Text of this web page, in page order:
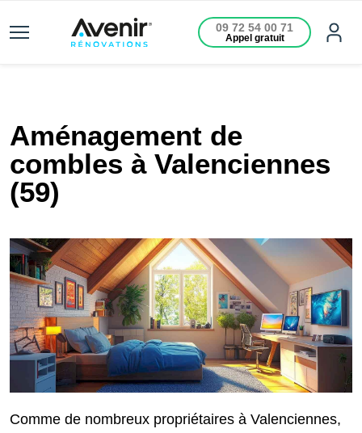
09 72 54 00 71
Appel gratuit
Aménagement de
combles à Valenciennes
(59)
Comme de nombreux propriétaires à Valenciennes,